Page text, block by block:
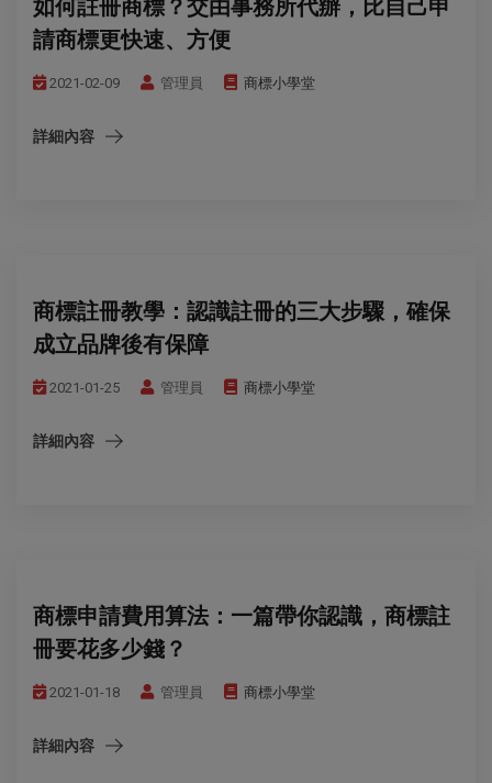
如何註冊商標？交由事務所代辦，比自己申
請商標更快速、方便
2021-02-09 管理員 商標小學堂
詳細內容
商標註冊教學：認識註冊的三大步驟，確保
成立品牌後有保障
2021-01-25 管理員 商標小學堂
詳細內容
商標申請費用算法：一篇帶你認識，商標註
冊要花多少錢？
2021-01-18 管理員 商標小學堂
詳細內容